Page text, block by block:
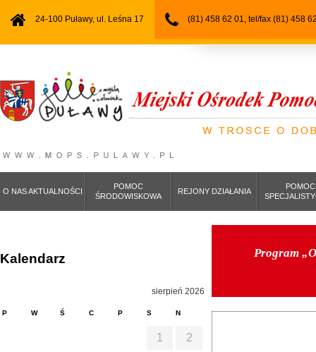
24-100 Puławy, ul. Leśna 17 (81) 458 62 01, tel/fax (81) 458
O NAS AKTUALNOŚCI
POMOC
ŚRODOWISKOWA
REJONY DZIAŁANIA
POMOC
Program
Kalendarz
sierpień 2026
P W Ś C P S N
1 2